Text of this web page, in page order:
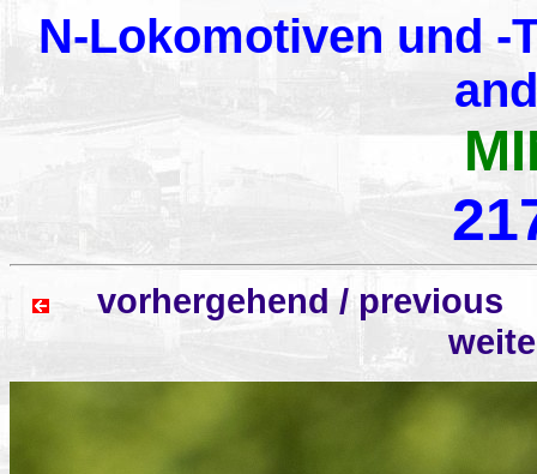
N-Lokomotiven und -
vorhergehend /